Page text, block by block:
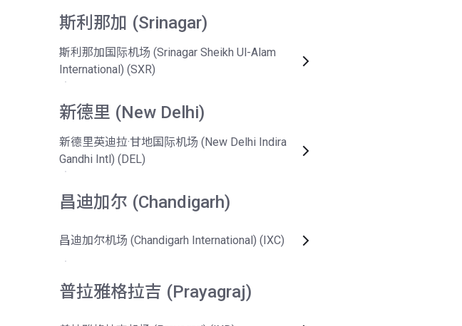
斯利那加 (Srinagar)
斯利那加国际机场 (Srinagar Sheikh Ul-Alam
International) (SXR)
新德里 (New Delhi)
新德里英迪拉·甘地国际机场 (New Delhi Indira
Gandhi Intl) (DEL)
昌迪加尔 (Chandigarh)
昌迪加尔机场 (Chandigarh International) (IXC)
普拉雅格拉吉 (Prayagraj)